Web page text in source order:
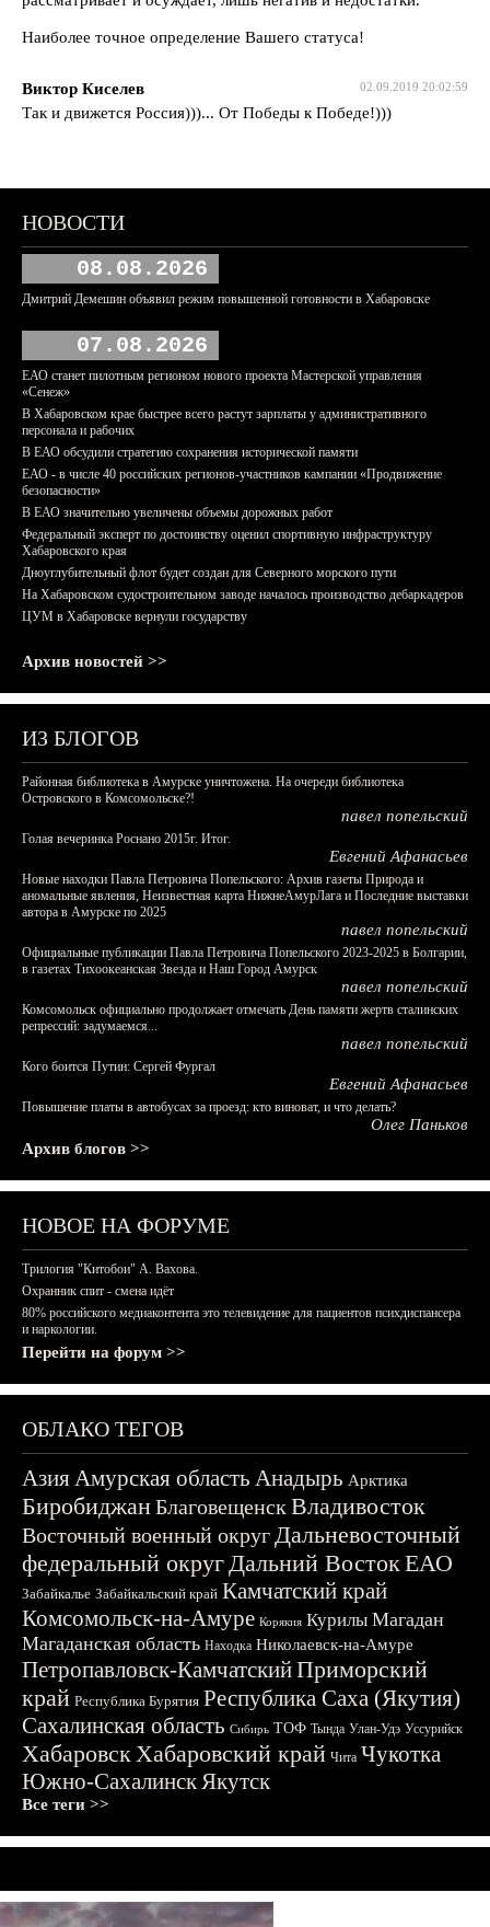
Наиболее точное определение Вашего статуса!
02.09.2019 20:02:59
Виктор Киселев
Так и движется Россия)))... От Победы к Победе!)))
НОВОСТИ
08.08.2026
Дмитрий Демешин объявил режим повышенной готовности в Хабаровске
07.08.2026
ЕАО станет пилотным регионом нового проекта Мастерской управления
«Сенеж»
В Хабаровском крае быстрее всего растут зарплаты у административного
персонала и рабочих
В ЕАО обсудили стратегию сохранения исторической памяти
ЕАО - в числе 40 российских регионов-участников кампании «Продвижение
безопасности»
В ЕАО значительно увеличены объемы дорожных работ
Федеральный эксперт по достоинству оценил спортивную инфраструктуру
Хабаровского края
Дноуглубительный флот будет создан для Северного морского пути
На Хабаровском судостроительном заводе началось производство дебаркадеров
ЦУМ в Хабаровске вернули государству
Архив новостей >>
ИЗ БЛОГОВ
Районная библиотека в Амурске уничтожена. На очереди библиотека
Островского в Комсомольске?!
павел попельский
Голая вечеринка Роснано 2015г. Итог.
Евгений Афанасьев
Новые находки Павла Петровича Попельского: Архив газеты Природа и
аномальные явления, Неизвестная карта НижнеАмурЛага и Последние выставки
автора в Амурске по 2025
павел попельский
Официальные публикации Павла Петровича Попельского 2023-2025 в Болгарии,
в газетах Тихоокеанская Звезда и Наш Город Амурск
павел попельский
Комсомольск официально продолжает отмечать День памяти жертв сталинских
репрессий: задумаемся...
павел попельский
Кого боится Путин: Сергей Фургал
Евгений Афанасьев
Повышение платы в автобусах за проезд: кто виноват, и что делать?
Олег Паньков
Архив блогов >>
НОВОЕ НА ФОРУМЕ
Трилогия "Китобои" А. Вахова.
Охранник спит - смена идёт
80% российского медиаконтента это телевидение для пациентов психдиспансера
и наркологии.
Перейти на форум >>
ОБЛАКО ТЕГОВ
АзияАмурская область Анадырь Арктика
БиробиджанБлаговещенскВладивосток
Восточный военный округДальневосточный
федеральный округДальний ВостокЕАО
Забайкалье Забайкальский край Камчатский край
Комсомольск-на-Амуре Корякия Курилы Магадан
Магаданская область Находка Николаевск-на-Амуре
Петропавловск-КамчатскийПриморский
край Республика Бурятия Республика Саха (Якутия)
Сахалинская область Сибирь ТОФ Тында Улан-Удэ Уссурийск
ХабаровскХабаровский край Чита Чукотка
Южно-СахалинскЯкутск
Все теги >>